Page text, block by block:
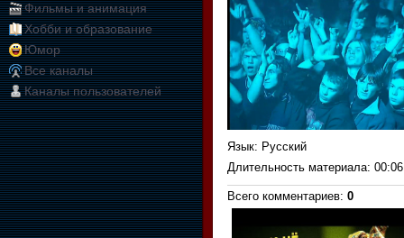
Фильмы и анимация
Хобби и образование
Юмор
Все каналы
Каналы пользователей
Язык: Русский
Длительность материала:
Всего комментариев: 0